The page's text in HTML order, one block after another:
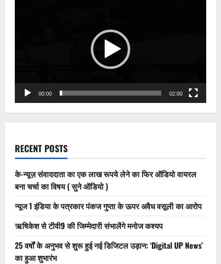
00:00 02:00
RECENT POSTS
के-न्यूज़ संवाददाता का एक लाख रूपये लेने का फिर ऑडियो वायरल
बना चर्चा का विषय ( सुने ऑडियो )
न्यूज 1 इंडिया के पत्रकार पंकज गुप्ता के ऊपर अवैध वसूली का आरोप
ऋषिकेश से टीवी9 की जिम्मेदारी संभालेंगे मनोज कश्यप
25 वर्षों के अनुभव से शुरू हुई नई डिजिटल उड़ान: ‘Digital UP News’
का हुआ शुभारंभ